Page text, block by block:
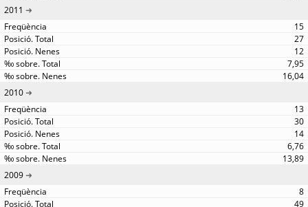
2011
15
27
12
7,95
16,04
2010
13
30
14
6,76
13,89
2009
8
49